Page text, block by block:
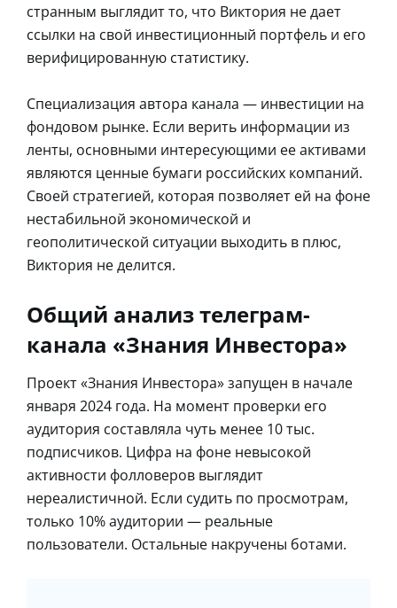
странным выглядит то, что Виктория не дает
ссылки на свой инвестиционный портфель и его
верифицированную статистику.
Специализация автора канала ― инвестиции на
фондовом рынке. Если верить информации из
ленты, основными интересующими ее активами
являются ценные бумаги российских компаний.
Своей стратегией, которая позволяет ей на фоне
нестабильной экономической и
геополитической ситуации выходить в плюс,
Виктория не делится.
Общий анализ телеграм-
канала «Знания Инвестора»
Проект «Знания Инвестора» запущен в начале
января 2024 года. На момент проверки его
аудитория составляла чуть менее 10 тыс.
подписчиков. Цифра на фоне невысокой
активности фолловеров выглядит
нереалистичной. Если судить по просмотрам,
только 10% аудитории ― реальные
пользователи. Остальные накручены ботами.